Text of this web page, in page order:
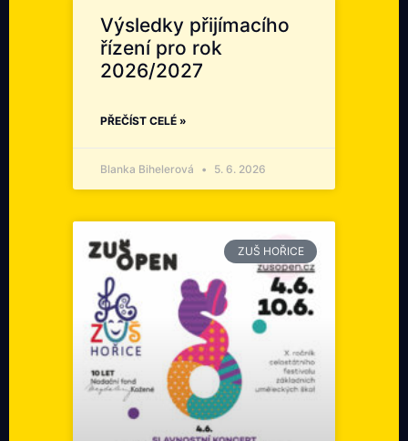
Výsledky přijímacího
řízení pro rok
2026/2027
PŘEČÍST CELÉ »
Blanka Bihelerová 5. 6. 2026
ZUŠ HOŘICE